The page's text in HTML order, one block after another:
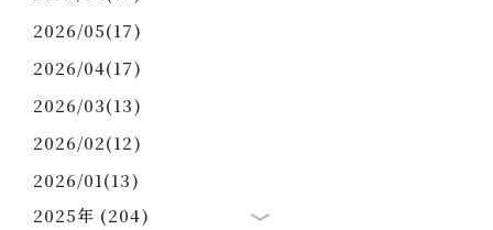
2026/05(17)
2026/04(17)
2026/03(13)
2026/02(12)
2026/01(13)
2025年 (204)